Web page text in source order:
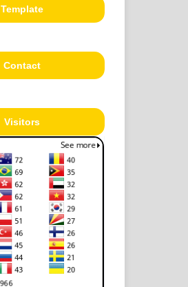
Template
Contact
Visitors